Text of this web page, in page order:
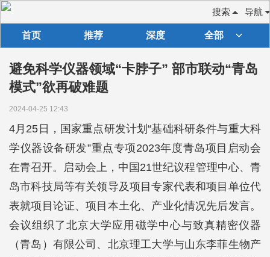
导航
搜索
首页 推荐 深度 全部
避免科学仪器领域“卡脖子” 部市联动“青岛
模式”欲再破难题
2024-04-25 12:43
4月25日，国家重点研发计划“基础科研条件与重大科
学仪器设备研发”重点专项2023年度青岛项目启动会
在青召开。启动会上，中国21世纪议程管理中心、青
岛市科技局等有关领导及项目专家代表和项目单位代
表就项目论证、项目本土化、产业化情况先后发言。
会议组织了北京大学应用磁学中心与致真精密仪器
（青岛）有限公司、北京理工大学与山东李菲生物产